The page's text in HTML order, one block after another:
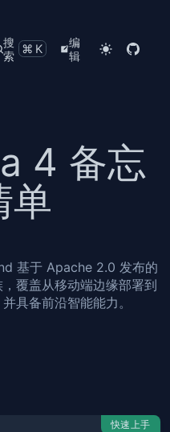
搜
索
⌘K
编
辑
4 备忘
单
基于 Apache 2.0 发布的
覆盖从移动端边缘部署到
具备前沿智能能力。
快速上手